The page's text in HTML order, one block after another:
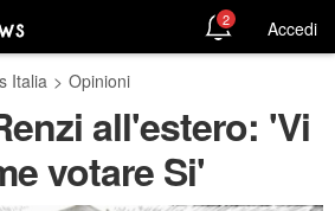
2 Accedi
Italia > Opinioni
all'estero: 'Vi
votare Si'